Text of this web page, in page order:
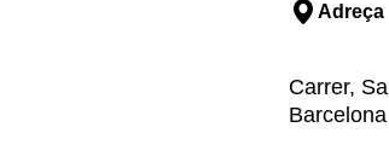
Adreça
Carrer,
Barcelona